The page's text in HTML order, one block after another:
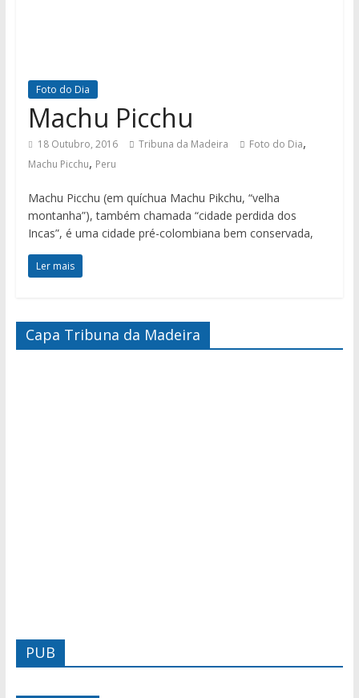
Foto do Dia
Machu Picchu
18 Outubro, 2016 Tribuna da Madeira Foto do Dia,
Machu Picchu, Peru
Machu Picchu (em quíchua Machu Pikchu, “velha
montanha”), também chamada “cidade perdida dos
Incas”, é uma cidade pré-colombiana bem conservada,
Ler mais
Capa Tribuna da Madeira
PUB